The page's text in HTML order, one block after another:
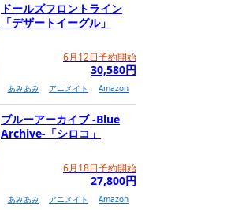
ドールズフロントライン
「デザートイーグル」
6月12日予約開始
30,580円
あみあみ アニメイト Amazon
ブルーアーカイブ -Blue
Archive-「シロコ」
6月18日予約開始
27,800円
あみあみ アニメイト Amazon